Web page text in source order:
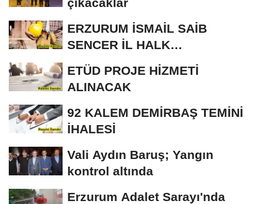
ERZURUM İSMAİL SAİB
SENCER İL HALK
KÜTÜPHANESİ BAKIM VE
ONARIM...
ETÜD PROJE HİZMETİ
ALINACAK
92 KALEM DEMİRBAŞ TEMİNİ
İHALESİ
Vali Aydın Baruş; Yangın
kontrol altında
Erzurum Adalet Sarayı'nda